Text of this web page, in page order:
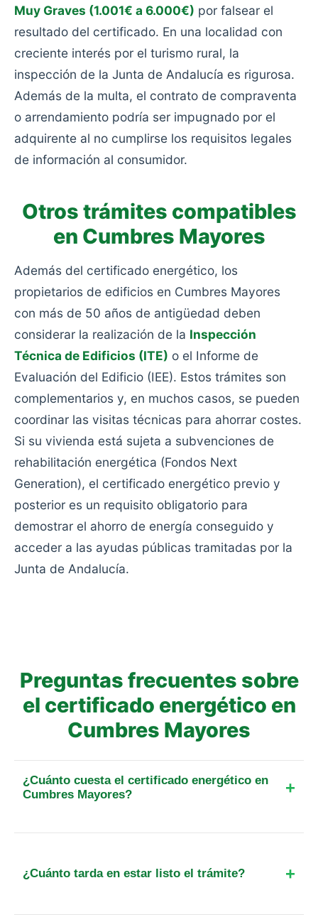
Muy Graves (1.001€ a 6.000€) por falsear el
resultado del certificado. En una localidad con
creciente interés por el turismo rural, la
inspección de la Junta de Andalucía es rigurosa.
Además de la multa, el contrato de compraventa
o arrendamiento podría ser impugnado por el
adquirente al no cumplirse los requisitos legales
de información al consumidor.
Otros trámites compatibles
en Cumbres Mayores
Además del certificado energético, los
propietarios de edificios en Cumbres Mayores
con más de 50 años de antigüedad deben
considerar la realización de la Inspección
Técnica de Edificios (ITE) o el Informe de
Evaluación del Edificio (IEE). Estos trámites son
complementarios y, en muchos casos, se pueden
coordinar las visitas técnicas para ahorrar costes.
Si su vivienda está sujeta a subvenciones de
rehabilitación energética (Fondos Next
Generation), el certificado energético previo y
posterior es un requisito obligatorio para
demostrar el ahorro de energía conseguido y
acceder a las ayudas públicas tramitadas por la
Junta de Andalucía.
Preguntas frecuentes sobre
el certificado energético en
Cumbres Mayores
¿Cuánto cuesta el certificado energético en
Cumbres Mayores?
registro. Para otra superficie o tipo de inmueble,
¿Cuánto tarda en estar listo el trámite?